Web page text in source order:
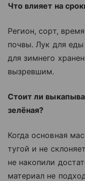
Что влияет на
Регион, сорт,
почвы. Лук для
для зимнего
вызревшим.
Стоит ли
зелёная?
Когда основная
тугой и не
не накопили
материал не